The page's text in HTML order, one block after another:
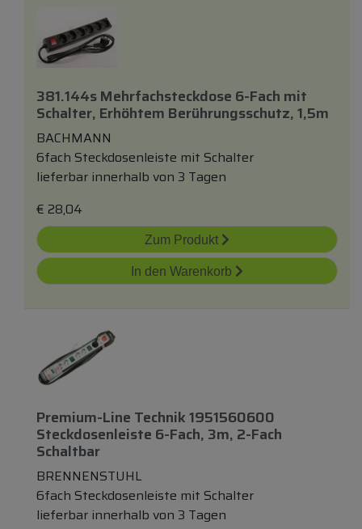
381.144s Mehrfachsteckdose 6-Fach mit
Schalter, Erhöhtem Berührungsschutz, 1,5m
BACHMANN
6fach Steckdosenleiste mit Schalter
lieferbar innerhalb von 3 Tagen
€ 28,04
Zum Produkt
In den Warenkorb
Premium-Line Technik 1951560600
Steckdosenleiste 6-Fach, 3m, 2-Fach
Schaltbar
BRENNENSTUHL
6fach Steckdosenleiste mit Schalter
lieferbar innerhalb von 3 Tagen